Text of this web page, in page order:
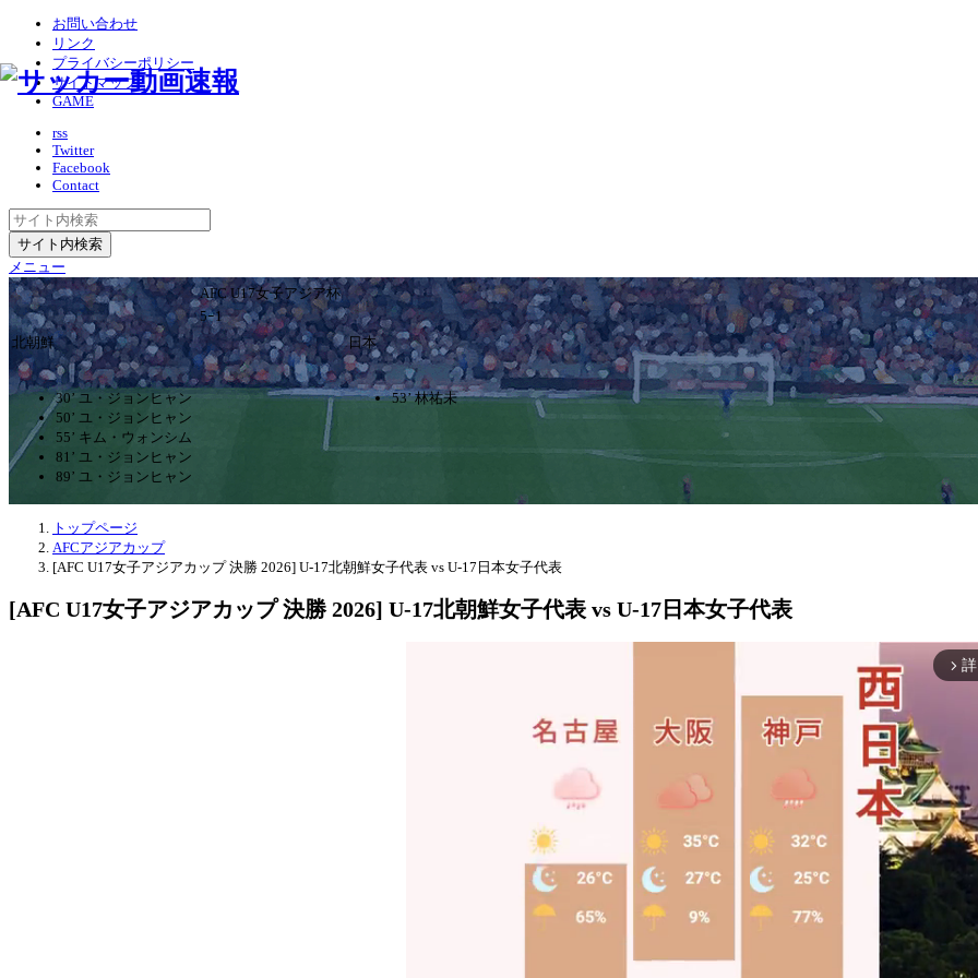
お問い合わせ
リンク
プライバシーポリシー
サイトマップ
GAME
rss
Twitter
Facebook
Contact
メニュー
AFC U17女子アジア杯
5ｰ1
北朝鮮
日本
30’ ユ・ジョンヒャン
50’ ユ・ジョンヒャン
55’ キム・ウォンシム
81’ ユ・ジョンヒャン
89’ ユ・ジョンヒャン
53’ 林祐未
トップページ
AFCアジアカップ
[AFC U17女子アジアカップ 決勝 2026] U-17北朝鮮女子代表 vs U-17日本女子代表
[AFC U17女子アジアカップ 決勝 2026] U-17北朝鮮女子代表 vs U-17日本女子代表
arrow_forward_ios